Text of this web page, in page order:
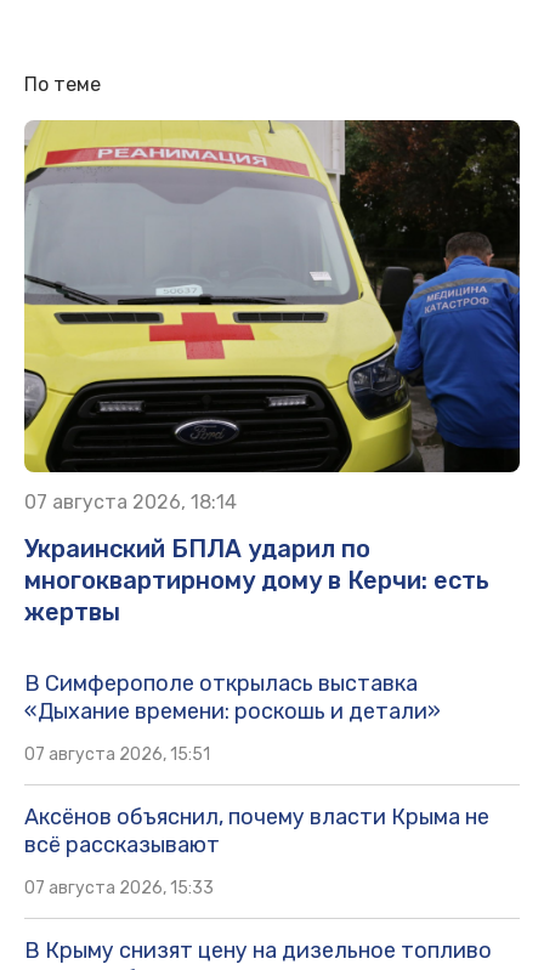
По теме
07 августа 2026, 18:14
Украинский БПЛА ударил по
многоквартирному дому в Керчи: есть
жертвы
В Симферополе открылась выставка
«Дыхание времени: роскошь и детали»
07 августа 2026, 15:51
Аксёнов объяснил, почему власти Крыма не
всё рассказывают
07 августа 2026, 15:33
В Крыму снизят цену на дизельное топливо